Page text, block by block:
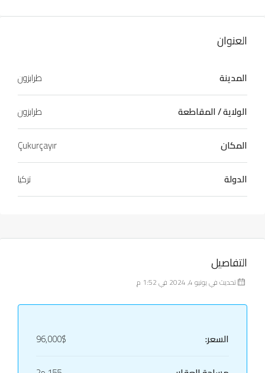
العنوان
المدينة
طرابزون
الولاية / المقاطعة
طرابزون
المكان
Çukurçayır
الدولة
تركيا
التفاصيل
تحديث في يونيو 4, 2024 في 1:52 م
السعر:
96,000$